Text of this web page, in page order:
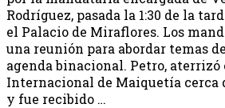
Rodríguez, pasada la 1:30 de la
el Palacio de Miraflores. Los
una reunión para abordar temas
agenda binacional. Petro,
Internacional de Maiquetía cerca
y fue recibido …